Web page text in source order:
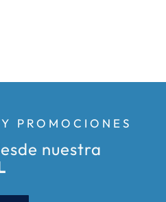
PROMOCIONES
nuestra